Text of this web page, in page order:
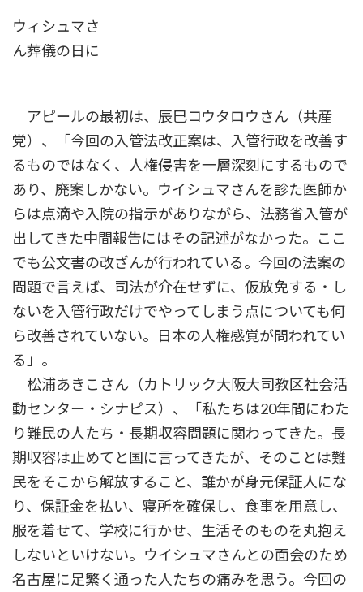
ウィシュマさ
ん葬儀の日に
アピールの最初は、辰巳コウタロウさん（共産
党）、「今回の入管法改正案は、入管行政を改善す
るものではなく、人権侵害を一層深刻にするもので
あり、廃案しかない。ウイシュマさんを診た医師か
らは点滴や入院の指示がありながら、法務省入管が
出してきた中間報告にはその記述がなかった。ここ
でも公文書の改ざんが行われている。今回の法案の
問題で言えば、司法が介在せずに、仮放免する・し
ないを入管行政だけでやってしまう点についても何
ら改善されていない。日本の人権感覚が問われてい
る」。
松浦あきこさん（カトリック大阪大司教区社会活
動センター・シナピス）、「私たちは20年間にわた
り難民の人たち・長期収容問題に関わってきた。長
期収容は止めてと国に言ってきたが、そのことは難
民をそこから解放すること、誰かが身元保証人にな
り、保証金を払い、寝所を確保し、食事を用意し、
服を着せて、学校に行かせ、生活そのものを丸抱え
しないといけない。ウイシュマさんとの面会のため
名古屋に足繁く通った人たちの痛みを思う。今回の